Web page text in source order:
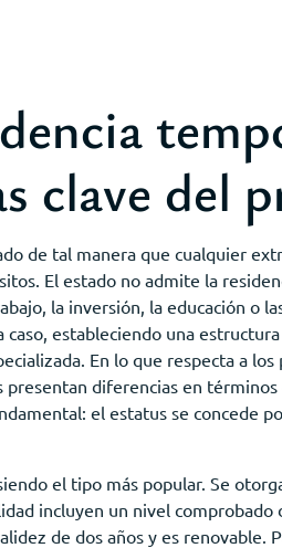
clave del
de tal manera que cualquier
El estado no admite la
la inversión, la educación o
caso, estableciendo una
En lo que respecta a
diferencias en términos
el estatus se concede
el tipo más popular. Se
incluyen un nivel
de dos años y es renovable.